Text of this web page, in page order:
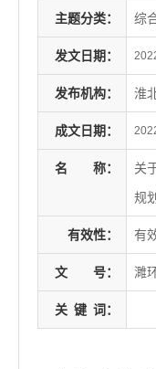
主题分类： 综
发文日期：
发布机构： 淮
成文日期：
名 称：
关
规
有效性： 有
文 号： 濉
关 键 词：